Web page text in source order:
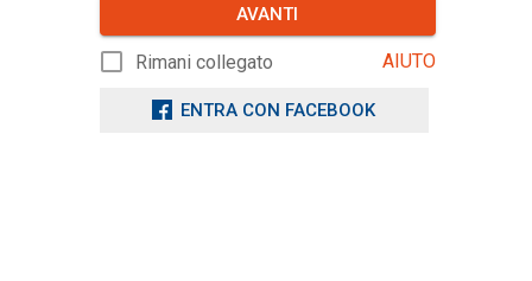
AVANTI
Rimani collegato AIUTO
ENTRA CON FACEBOOK